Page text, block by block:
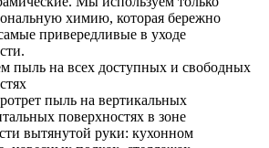
химию, которая бережно
привередливые в уходе
пыль на всех доступных и свободных
пыль на вертикальных
поверхностях в зоне
вытянутой руки: кухонном